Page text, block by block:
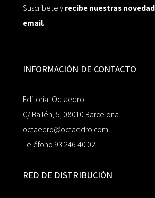
Suscríbete yrecibe nuestras
email.
INFORMACIÓN DE CONTACTO
Editorial Octaedro
C/ Bailén, 5, 08010 Barcelona
octaedro@octaedro.com
Teléfono 93 246 40 02
RED DE DISTRIBUCIÓN